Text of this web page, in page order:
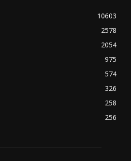
10603
2578
2054
975
574
326
258
256